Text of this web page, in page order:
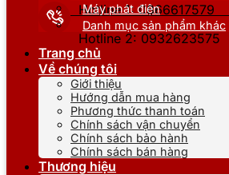
Hotline 1: 0866617579
Hotline 2: 0932623575
Máy phát điện
Danh mục sản phẩm khác
Trang chủ
Về chúng tôi
Giới thiệu
Hướng dẫn mua hàng
Phương thức thanh toán
Chính sách vận chuyển
Chính sách bảo hành
Chính sách bán hàng
Thương hiệu